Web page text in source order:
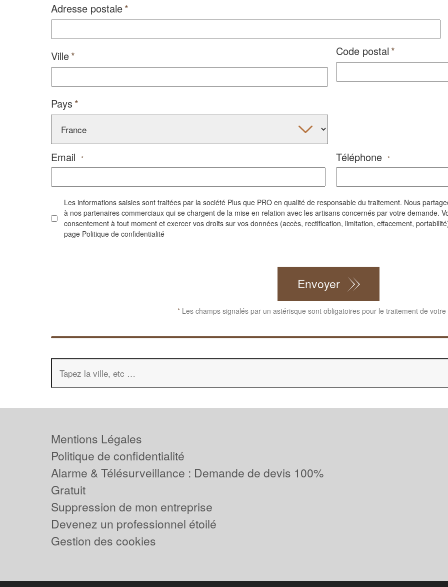
Adresse postale
Ville Code postal
Pays
Email * Téléphone *
Les informations saisies sont traitées par la société Plus que PRO en qualité de responsable du traitement. Nous
à nos partenaires commerciaux qui se chargent de la mise en relation avec les artisans concernés par votre demande.
consentement à tout moment et exercer vos droits sur vos données (accès, rectification, limitation, effacement,
page Politique de confidentialité
Envoyer
*Les champs signalés par un astérisque sont obligatoires pour le traitement de votre
Mentions Légales
Politique de confidentialité
Alarme & Télésurveillance : Demande de devis 100%
Gratuit
Suppression de mon entreprise
Devenez un professionnel étoilé
Gestion des cookies